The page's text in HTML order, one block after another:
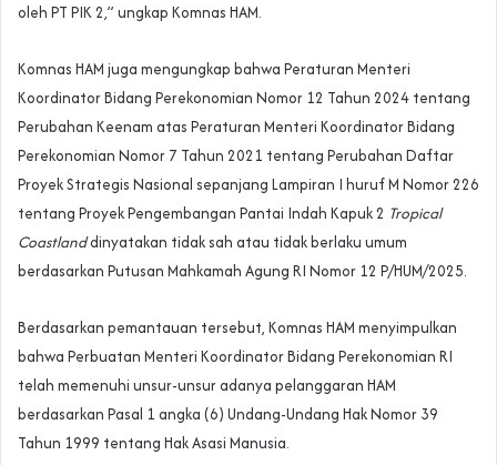
oleh PT PIK 2,” ungkap Komnas HAM.
Komnas HAM juga mengungkap bahwa Peraturan Menteri
Koordinator Bidang Perekonomian Nomor 12 Tahun 2024 tentang
Perubahan Keenam atas Peraturan Menteri Koordinator Bidang
Perekonomian Nomor 7 Tahun 2021 tentang Perubahan Daftar
Proyek Strategis Nasional sepanjang Lampiran I huruf M Nomor 226
tentang Proyek Pengembangan Pantai Indah Kapuk 2 Tropical
Coastlanddinyatakan tidak sah atau tidak berlaku umum
berdasarkan Putusan Mahkamah Agung RI Nomor 12 P/HUM/2025.
Berdasarkan pemantauan tersebut, Komnas HAM menyimpulkan
bahwa Perbuatan Menteri Koordinator Bidang Perekonomian RI
telah memenuhi unsur-unsur adanya pelanggaran HAM
berdasarkan Pasal 1 angka (6) Undang-Undang Hak Nomor 39
Tahun 1999 tentang Hak Asasi Manusia.